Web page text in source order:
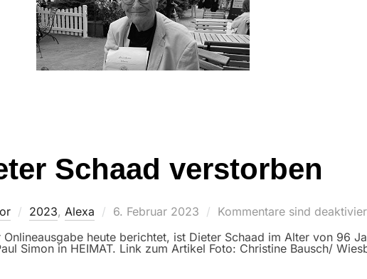
Schaad verstorben
2023, Alexa
Veröffentlicht
6. Februar 2023
Kommentare sind
heute berichtet, ist Dieter Schaad im Alter von 96
Simon in HEIMAT. Link zum Artikel Foto: Christine Bausch/